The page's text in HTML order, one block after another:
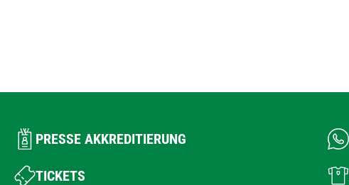
PRESSE AKKREDITIERUNG
TICKETS